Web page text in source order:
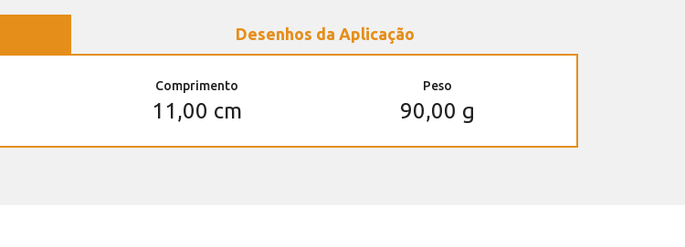
Desenhos da Aplicação
Comprimento
11,00 cm
Peso
90,00 g